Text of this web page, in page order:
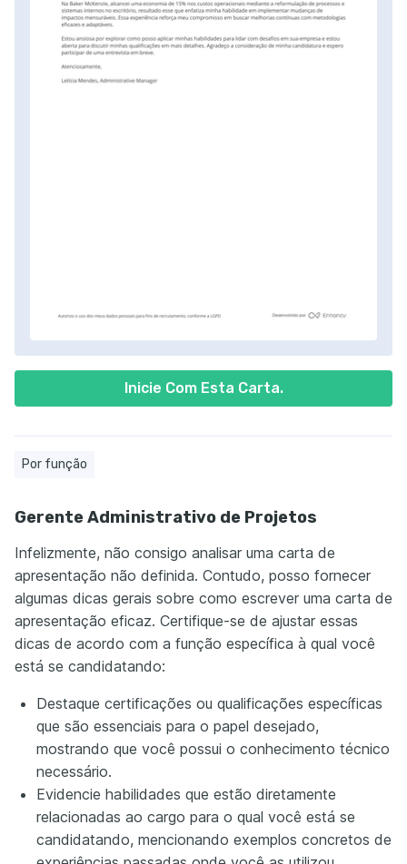
Inicie Com Esta Carta.
Por função
Gerente Administrativo de Projetos
Infelizmente, não consigo analisar uma carta de
apresentação não definida. Contudo, posso fornecer
algumas dicas gerais sobre como escrever uma carta de
apresentação eficaz. Certifique-se de ajustar essas
dicas de acordo com a função específica à qual você
está se candidatando:
Destaque certificações ou qualificações específicas
que são essenciais para o papel desejado,
mostrando que você possui o conhecimento técnico
necessário.
Evidencie habilidades que estão diretamente
relacionadas ao cargo para o qual você está se
candidatando, mencionando exemplos concretos de